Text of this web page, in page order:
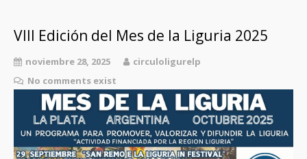
VIII Edición del Mes de la Liguria 2025
noviembre 28, 2025
circuloligurelp
No comments exist